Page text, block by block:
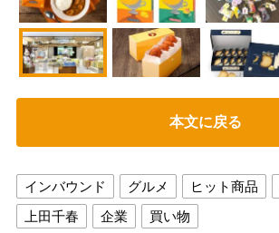
本文に戻る
インバウンド グルメ ヒット商品
上田千春
企業 買い物